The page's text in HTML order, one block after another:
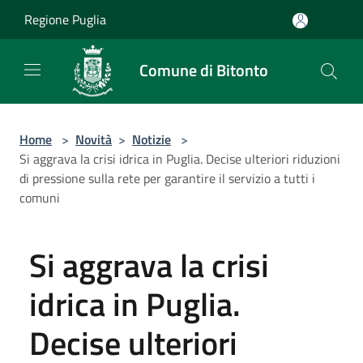
Regione Puglia
Comune di Bitonto
Home > Novità > Notizie >
Si aggrava la crisi idrica in Puglia. Decise ulteriori riduzioni
di pressione sulla rete per garantire il servizio a tutti i
comuni
Si aggrava la crisi
idrica in Puglia.
Decise ulteriori